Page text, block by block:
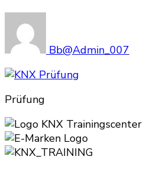
Bb@Admin_007
Prüfung